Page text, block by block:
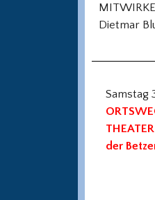
Dietmar
Samstag
der